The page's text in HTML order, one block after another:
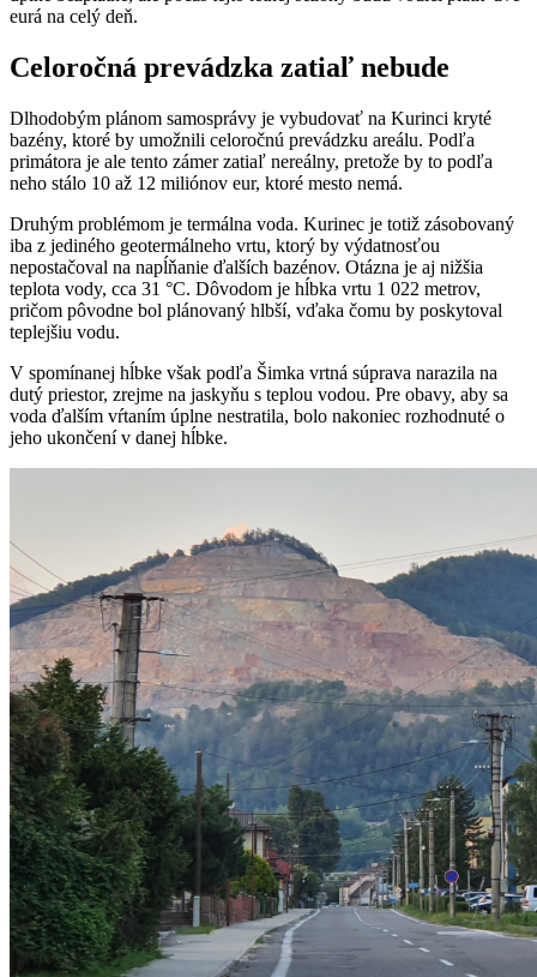
eurá na celý deň.
Celoročná prevádzka zatiaľ nebude
Dlhodobým plánom samosprávy je vybudovať na Kurinci kryté
bazény, ktoré by umožnili celoročnú prevádzku areálu. Podľa
primátora je ale tento zámer zatiaľ nereálny, pretože by to podľa
neho stálo 10 až 12 miliónov eur, ktoré mesto nemá.
Druhým problémom je termálna voda. Kurinec je totiž zásobovaný
iba z jediného geotermálneho vrtu, ktorý by výdatnosťou
nepostačoval na napĺňanie ďalších bazénov. Otázna je aj nižšia
teplota vody, cca 31 °C. Dôvodom je hĺbka vrtu 1 022 metrov,
pričom pôvodne bol plánovaný hlbší, vďaka čomu by poskytoval
teplejšiu vodu.
V spomínanej hĺbke však podľa Šimka vrtná súprava narazila na
dutý priestor, zrejme na jaskyňu s teplou vodou. Pre obavy, aby sa
voda ďalším vŕtaním úplne nestratila, bolo nakoniec rozhodnuté o
jeho ukončení v danej hĺbke.